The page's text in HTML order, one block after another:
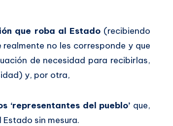
que roba al Estado(recibiendo
no les corresponde y que
de necesidad para recibirlas,
y, por otra,
‘representantes del pueblo’ que,
sin mesura.